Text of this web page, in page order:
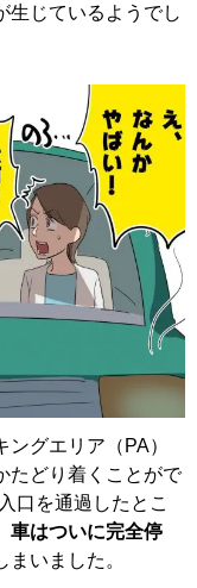
生じているようでし
グエリア（PA）
たどり着くことがで
口を通過したとこ
車はついに完全停
いました。